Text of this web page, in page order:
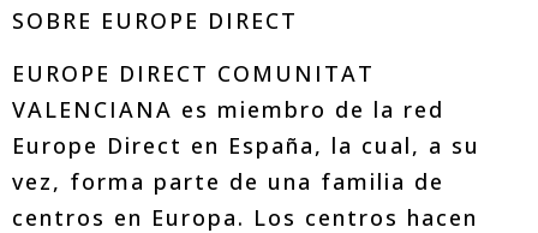
SOBRE EUROPE DIRECT
EUROPE DIRECT COMUNITAT
VALENCIANA es miembro de la red
Europe Direct en España, la cual, a su
vez, forma parte de una familia de
centros en Europa. Los centros hacen